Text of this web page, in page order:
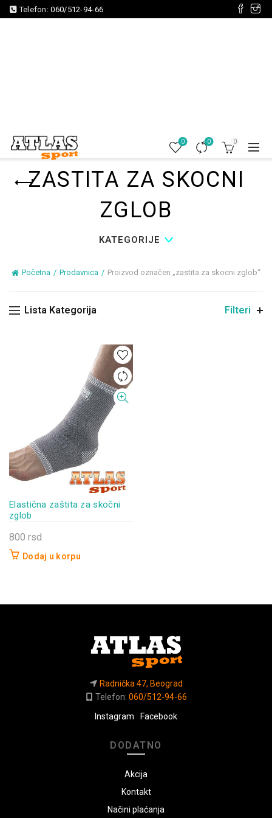
Telefon:060/512-94-66
0 0 0
ZASTITA ZA SKOCNI
ZGLOB
KATEGORIJE
Početna Prodavnica Proizvod označen „zastita za skocni zglob“
Lista Kategorija Filteri
Elastična zaštita za skočni
zglob
800 rsd
Dodaj u korpu
Radnička 47, Beograd
Telefon: 060/512-94-66
Instagram
Facebook
DODATNO
Akcija
Kontakt
Načini plaćanja